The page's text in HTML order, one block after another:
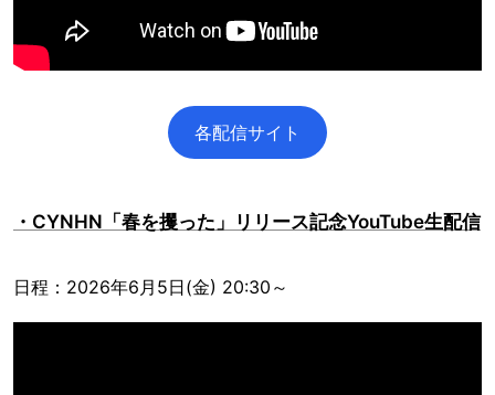
各配信サイト
・CYNHN「春を攫った」リリース記念YouTube生配信
日程：2026年6月5日(金) 20:30～